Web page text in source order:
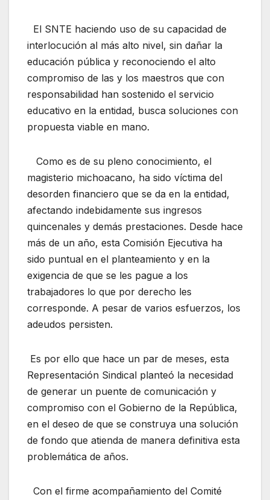
El SNTE haciendo uso de su capacidad de
interlocución al más alto nivel, sin dañar la
educación pública y reconociendo el alto
compromiso de las y los maestros que con
responsabilidad han sostenido el servicio
educativo en la entidad, busca soluciones con
propuesta viable en mano.
Como es de su pleno conocimiento, el
magisterio michoacano, ha sido víctima del
desorden financiero que se da en la entidad,
afectando indebidamente sus ingresos
quincenales y demás prestaciones. Desde hace
más de un año, esta Comisión Ejecutiva ha
sido puntual en el planteamiento y en la
exigencia de que se les pague a los
trabajadores lo que por derecho les
corresponde. A pesar de varios esfuerzos, los
adeudos persisten.
Es por ello que hace un par de meses, esta
Representación Sindical planteó la necesidad
de generar un puente de comunicación y
compromiso con el Gobierno de la República,
en el deseo de que se construya una solución
de fondo que atienda de manera definitiva esta
problemática de años.
Con el firme acompañamiento del Comité